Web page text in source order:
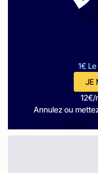
1€
JE
12€/
Annulez ou